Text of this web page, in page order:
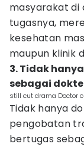
masyarakat di
tugasnya,
kesehatan
maupun klinik
3. Tidak
sebagai
still cut drama Doctor
Tidak hanya
pengobatan
bertugas